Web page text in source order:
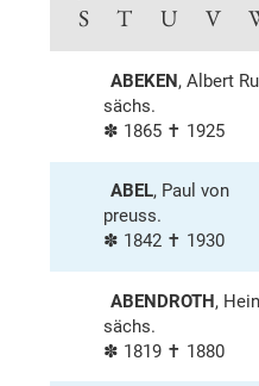
S
T U V
ABEKEN, Albert
sächs.
✽ 1865 ✝ 1925
ABEL, Paul von
preuss.
✽ 1842 ✝ 1930
ABENDROTH,
sächs.
✽ 1819 ✝ 1880